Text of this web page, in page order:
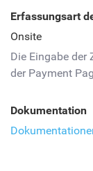
Erfassungsart
Onsite
Die Eingabe
der Payment
Dokumentation